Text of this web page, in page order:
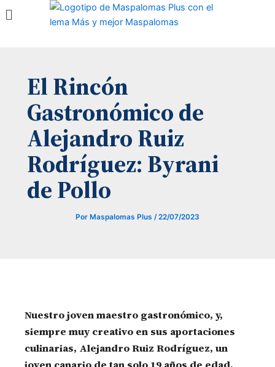
Menú
El Rincón
Gastronómico de
Alejandro Ruiz
Rodríguez: Byrani
de Pollo
Por Maspalomas Plus /22/07/2023
Nuestro joven maestro gastronómico, y,
siempre muy creativo en sus aportaciones
culinarias, Alejandro Ruiz Rodríguez, un